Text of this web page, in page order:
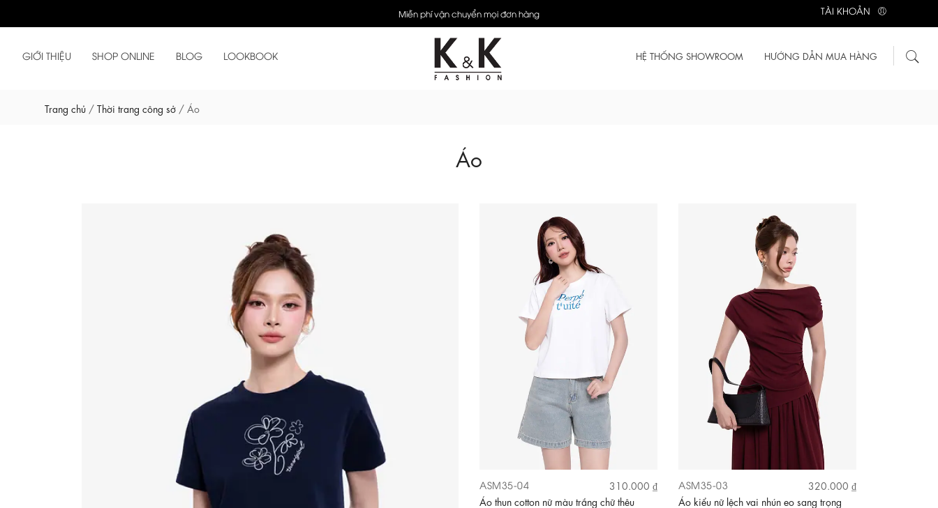
Miễn phí vận chuyển mọi đơn hàng TÀI KHOẢN
GIỚI THIỆU SHOP ONLINE BLOG LOOKBOOK HỆ THỐNG SHOWROOM HƯỚNG DẪN MUA HÀNG
Trang chủ / Thời trang công sở / Áo
Áo
ASM35-04
310.000 ₫
Áo thun cotton nữ màu trắng chữ thêu
ASM35-03
320.000 ₫
Áo kiểu nữ lệch vai nhún eo sang trọng